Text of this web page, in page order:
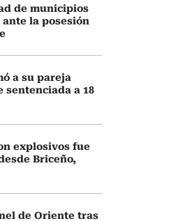
de municipios
la posesión
a su pareja
sentenciada a 18
explosivos fue
Briceño,
de Oriente tras